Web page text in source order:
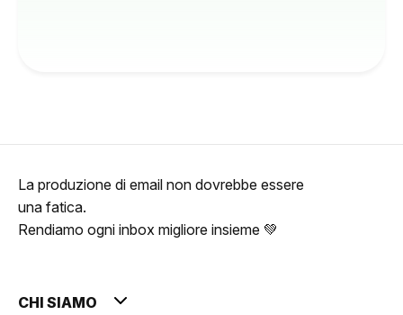
La produzione di email non dovrebbe essere
una fatica.
Rendiamo ogni inbox migliore insieme 💚
CHI SIAMO